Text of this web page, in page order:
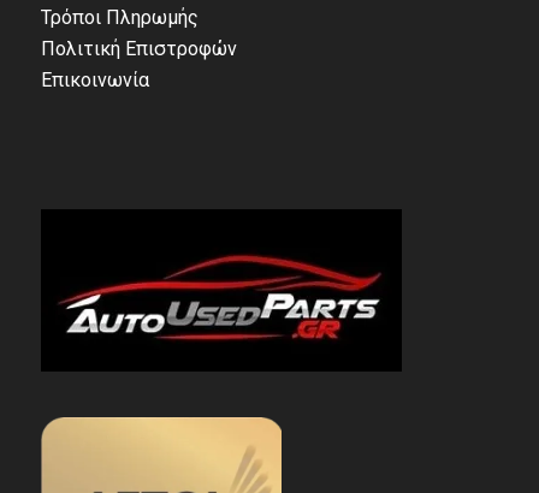
Τρόποι Πληρωμής
Πολιτική Επιστροφών
Επικοινωνία